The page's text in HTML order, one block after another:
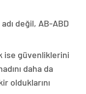
değil, AB-ABD
ise güvenliklerini
daha da
olduklarını